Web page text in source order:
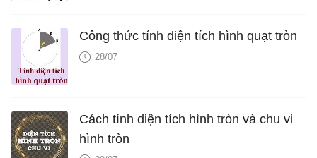
Công thức tính diện tích hình quạt tròn
28/07
Cách tính diện tích hình tròn và chu vi
hình tròn